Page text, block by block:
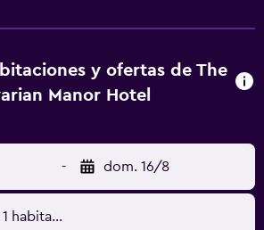
acceso a internet por wifi gratuito,
Serivicos de negocios y otros Hay
te encontrarás a 11,3 mi (18,1 km)
Thomas Cole y a 11,7 mi (18,8
Council on the Arts. Hospédate en
y estarás a 20,4 km de Zoom Flume
y ofertas de The
Manor Hotel
- dom. 16/8
habitación